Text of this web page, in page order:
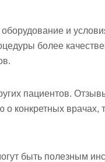
и
более
пациентов.
конкретных врачах,
быть полезным